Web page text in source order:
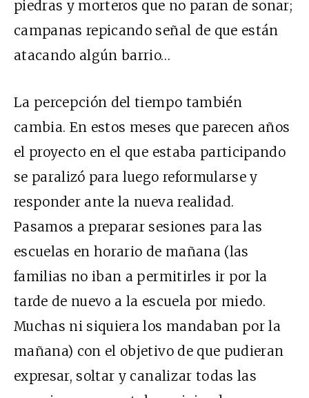
piedras y morteros que no paran de sonar;
campanas repicando señal de que están
atacando algún barrio…
La percepción del tiempo también
cambia. En estos meses que parecen años
el proyecto en el que estaba participando
se paralizó para luego reformularse y
responder ante la nueva realidad.
Pasamos a preparar sesiones para las
escuelas en horario de mañana (las
familias no iban a permitirles ir por la
tarde de nuevo a la escuela por miedo.
Muchas ni siquiera los mandaban por la
mañana) con el objetivo de que pudieran
expresar, soltar y canalizar todas las